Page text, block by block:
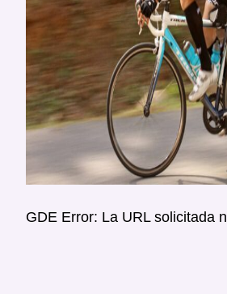
GDE Error: La URL solicitada